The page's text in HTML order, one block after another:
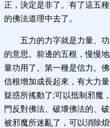
正，決定是非了。有了這五
的佛法道理中去了。
五力的力字就是力量、
的意思。前邊的五根，慢慢
量功用了。第一種是信力。
信根增加成長起來，有大力
疑惑所搖動了;可以抵制邪魔
門反對佛法、破壞佛法的、
被邪魔所迷亂了，可以消除